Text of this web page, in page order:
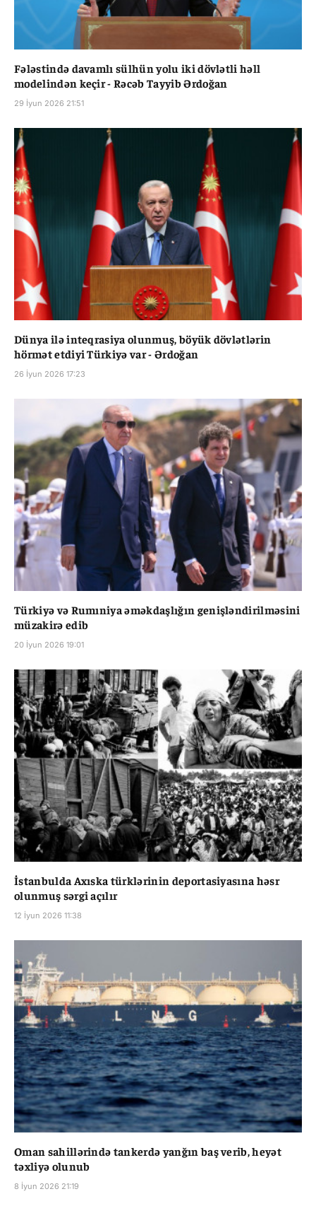
Fələstində davamlı sülhün yolu iki dövlətli həll
modelindən keçir - Rəcəb Tayyib Ərdoğan
29 İyun 2026 21:51
Dünya ilə inteqrasiya olunmuş, böyük dövlətlərin
hörmət etdiyi Türkiyə var - Ərdoğan
26 İyun 2026 17:23
Türkiyə və Rumıniya əməkdaşlığın genişləndirilməsini
müzakirə edib
20 İyun 2026 19:01
İstanbulda Axıska türklərinin deportasiyasına həsr
olunmuş sərgi açılır
12 İyun 2026 11:38
Oman sahillərində tankerdə yanğın baş verib, heyət
təxliyə olunub
8 İyun 2026 21:19